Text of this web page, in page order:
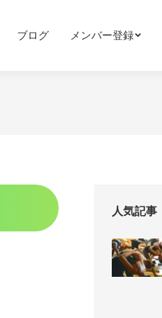
ブログ メンバー登録
人気記事